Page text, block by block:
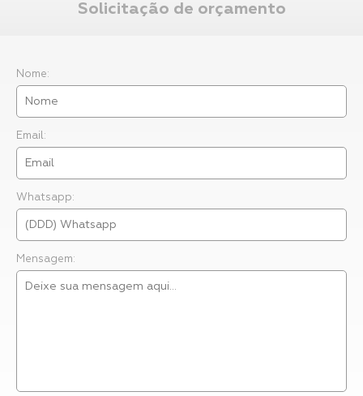
Solicitação de orçamento
Nome:
Email:
Whatsapp:
Mensagem: